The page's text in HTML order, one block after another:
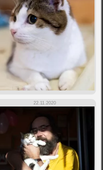
22.11.2020